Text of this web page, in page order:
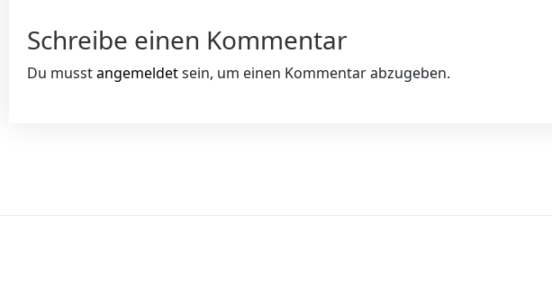
Schreibe einen Kommentar
Du musstangemeldetsein, um einen Kommentar abzugeben.